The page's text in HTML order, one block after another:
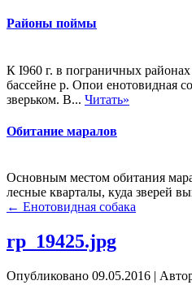
Районы поймы
К I960 г. в пограничных
бассейне р. Опои енотовидная
зверьком. В... Читать»
Обитание маралов
Основным местом обитания
лесные кварталы, куда зверей
← Енотовидная собака
rp_19425.jpg
Опубликовано 09.05.2016 |